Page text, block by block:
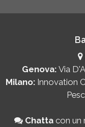
Genova: Via
Milano: Innovation
Chatta con un